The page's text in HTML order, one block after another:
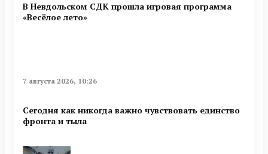
В Невдольском СДК прошла игровая программа
«Весёлое лето»
7 августа 2026, 10:26
Сегодня как никогда важно чувствовать единство
фронта и тыла